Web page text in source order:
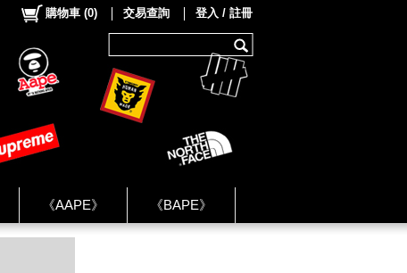
《AAPE》 《BAPE》
《NIKE》
購物車 (0) 交易查詢 登入 / 註冊